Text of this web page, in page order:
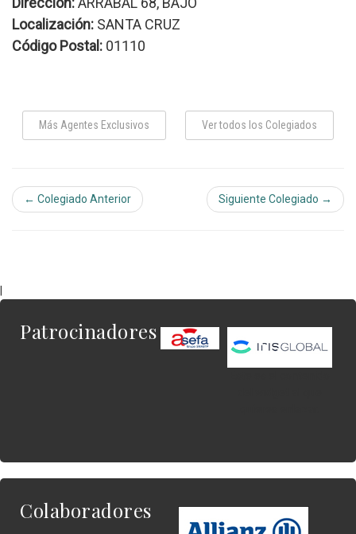
Localización: SANTA CRUZ
Código Postal: 01110
Más Agentes Exclusivos Ver todos los Colegiados
← Colegiado Anterior Siguiente Colegiado →
Patrocinadores
Colaboradores